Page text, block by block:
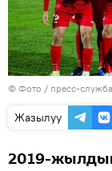
© Фото / пресс-
Жазылуу
2019-